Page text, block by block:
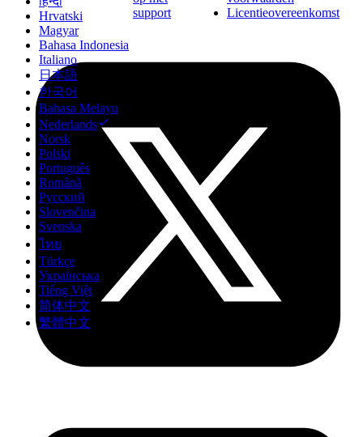
Hrvatski
Magyar
Bahasa Indonesia
Italiano
日本語
한국어
Bahasa Melayu
Nederlands
Norsk
Polski
Português
Română
Русский
Slovenčina
Svenska
ไทย
Türkçe
Українська
Tiếng Việt
简体中文
繁體中文
support
Licentieovereenkomst